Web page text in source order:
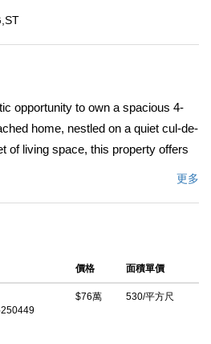
opportunity to own a spacious 4-
home, nestled on a quiet cul-de-
of living space, this property offers
living. Enjoy relaxing evenings by
garden features an
or unwinding in your own private
adds convenience, and the
storage or parking space.
更多
價格 面積單價
$76萬 530/平方尺